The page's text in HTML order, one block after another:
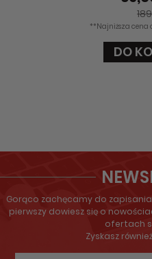
**Najniższa cena
DO
Gorąco zachęcamy do
pierwszy dowiesz się o
ofertach
Zyskasz